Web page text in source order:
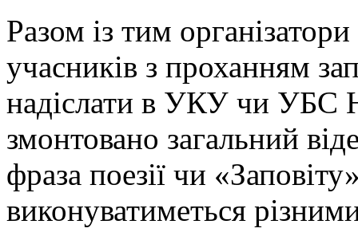
Разом із тим
учасників з проханням
надіслати в УКУ чи УБС
змонтовано загальний
фраза поезії чи
виконуватиметься